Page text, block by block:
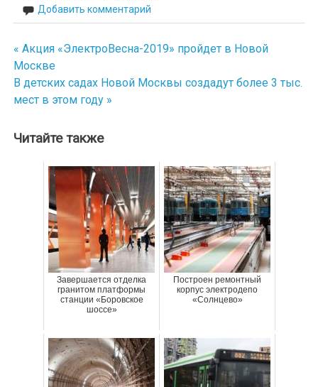
Добавить комментарий
Навигация
по
записям
« Акция «ЭлектроВесна-2019» пройдет в Новой
Москве
В детских садах Новой Москвы создадут более 3 тыс.
мест в этом году »
Читайте также
Завершается отделка
гранитом платформы
станции «Боровское
шоссе»
Построен ремонтный
корпус электродепо
«Солнцево»